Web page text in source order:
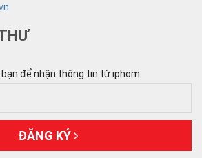
để nhận thông tin từ iphom
ĐĂNG KÝ